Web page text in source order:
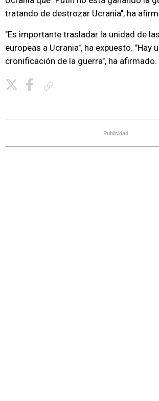
tratando de destrozar Ucrania", ha
"Es importante trasladar la unidad de
europeas a Ucrania", ha expuesto. "Hay
cronificación de la guerra", ha afirmado.
Publicidad